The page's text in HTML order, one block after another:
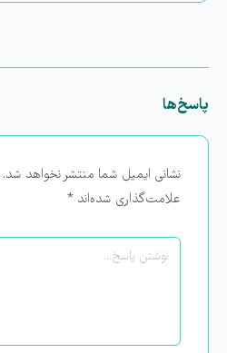
پاسخ‌ها
نشانی ایمیل شما منتشر نخواهد شد.
علامت‌گذاری شده‌اند *